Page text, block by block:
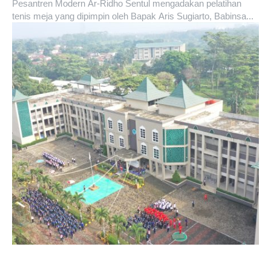
Pesantren Modern Ar-Ridho Sentul mengadakan pelatihan
tenis meja yang dipimpin oleh Bapak Aris Sugiarto, Babinsa...